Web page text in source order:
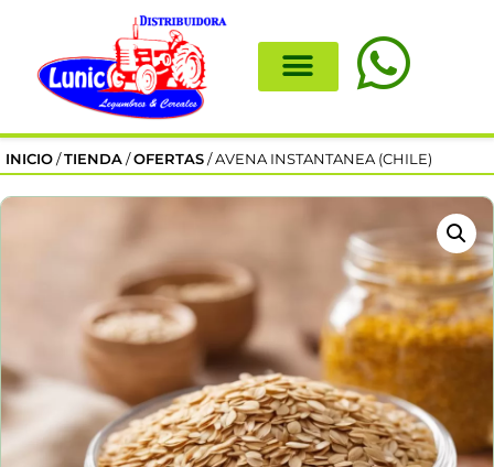
INICIO /TIENDA /OFERTAS / AVENA INSTANTANEA (CHILE)